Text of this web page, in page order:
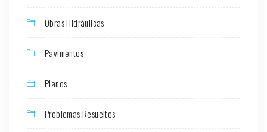
Obras Hidráulicas
Pavimentos
Planos
Problemas Resueltos